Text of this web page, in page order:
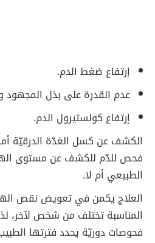
إرتفاع ضغط الدم.
عدم القدرة على بذل المجهود
إرتفاع كولستيرول الدم.
الكشف عن كسل الغدّة الدرقيّة
فحص للدّم للكشف عن مستوى
الطبيعي أم لا.
العلاج يكمن في تعويض نقص
المناسبة تختلف من شخص لآخر،
فحوصات دوريّة يحدد فترتها